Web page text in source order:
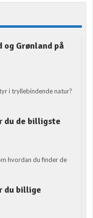
og Grønland på
i tryllebindende natur?
du de billigste
hvordan du finder de
du billige